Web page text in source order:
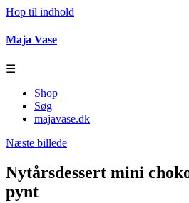
Hop til indhold
Maja Vase
☰
Shop
Søg
majavase.dk
Næste billede
Nytårsdessert mini
pynt